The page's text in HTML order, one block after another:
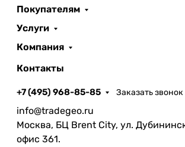
Покупателям
Услуги
Компания
Контакты
+7 (495) 968-85-85 Заказать звонок
info@tradegeo.ru
Москва, БЦ Brent City, ул.
офис 361.